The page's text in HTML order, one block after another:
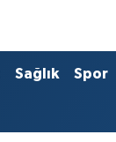
Sağlık Spor